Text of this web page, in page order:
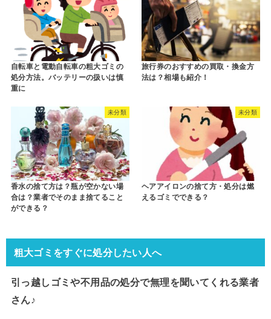
自転車と電動自転車の粗大ゴミの
処分方法。バッテリーの扱いは慎
重に
旅行券のおすすめの買取・換金方
法は？相場も紹介！
未分類
香水の捨て方は？瓶が空かない場
合は？業者でそのまま捨てること
ができる？
未分類
ヘアアイロンの捨て方・処分は燃
えるゴミでできる？
粗大ゴミをすぐに処分したい人へ
引っ越しゴミや不用品の処分で無理を聞いてくれる業者
さん♪